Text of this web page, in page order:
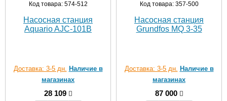
Код товара: 574-512
Насосная станция
Aquario AJC-101B
Доставка: 3-5 дн. Наличие в
магазинах
28 109
Код товара: 357-500
Насосная станция
Grundfos MQ 3-35
Доставка: 3-5 дн. Наличие в
магазинах
87 000